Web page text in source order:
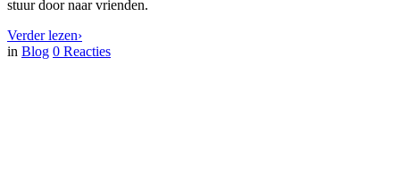
stuur door naar vrienden.
Verder lezen›
in Blog 0 Reacties